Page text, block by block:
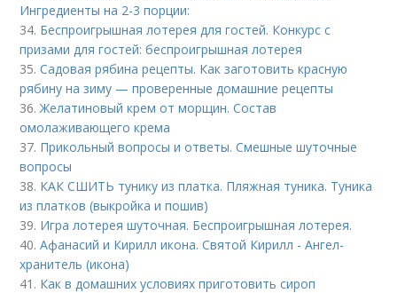
Ингредиенты на 2-3 порции:
34. Беспроигрышная лотерея для гостей. Конкурс с
призами для гостей: беспроигрышная лотерея
35.Садовая рябина рецепты. Как заготовить красную
рябину на зиму — проверенные домашние рецепты
36.Желатиновый крем от морщин. Состав
омолаживающего крема
37. Прикольный вопросы и ответы. Смешные шуточные
вопросы
38. КАК СШИТЬ тунику из платка. Пляжная туника. Туника
из платков (выкройка и пошив)
39. Игра лотерея шуточная. Беспроигрышная лотерея.
40.Афанасий и Кирилл икона. Святой Кирилл - Ангел-
хранитель (икона)
41. Как в домашних условиях приготовить сироп